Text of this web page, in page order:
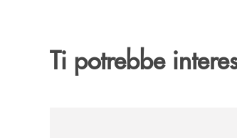
Ti potrebbe